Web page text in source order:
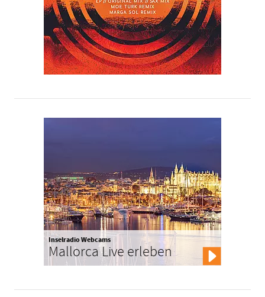
Inselradio Webcams
Mallorca Live erleben